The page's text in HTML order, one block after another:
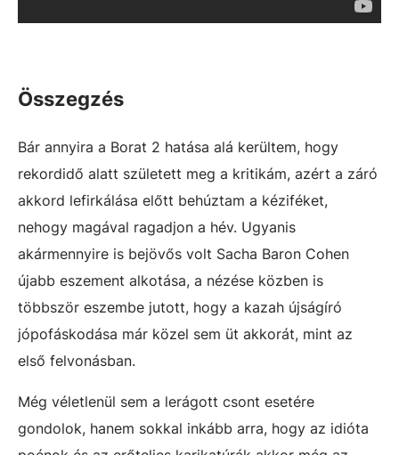
Összegzés
Bár annyira a Borat 2 hatása alá kerültem, hogy
rekordidő alatt született meg a kritikám, azért a záró
akkord lefirkálása előtt behúztam a kéziféket,
nehogy magával ragadjon a hév. Ugyanis
akármennyire is bejövős volt Sacha Baron Cohen
újabb eszement alkotása, a nézése közben is
többször eszembe jutott, hogy a kazah újságíró
jópofáskodása már közel sem üt akkorát, mint az
első felvonásban.
Még véletlenül sem a lerágott csont esetére
gondolok, hanem sokkal inkább arra, hogy az idióta